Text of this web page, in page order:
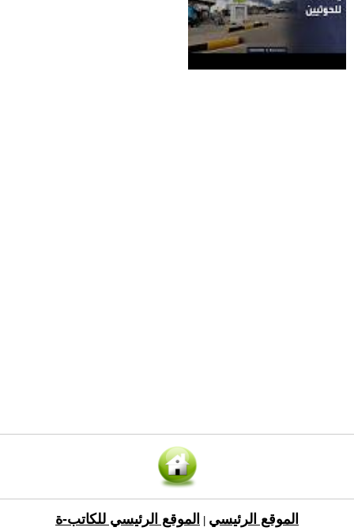
الموقع الرئيسي الموقع الرئيسي للكاتب-ة